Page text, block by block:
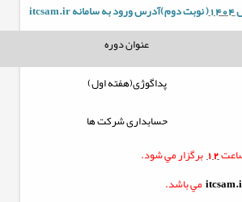
( نوبت دوم)آدرس ورود به سامانهitcsam.ir
عنوان دوره
پداگوژی(هفته اول)
حسابداری شرکت ها
12برگزار مي شود.
مي باشد.